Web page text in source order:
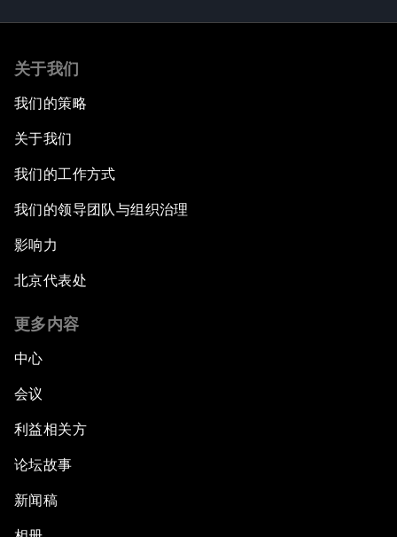
关于我们
我们的策略
关于我们
我们的工作方式
我们的领导团队与组织治理
影响力
北京代表处
更多内容
中心
会议
利益相关方
论坛故事
新闻稿